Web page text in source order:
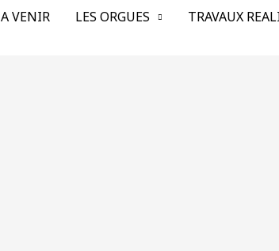
A VENIR LES ORGUES TRAVAUX